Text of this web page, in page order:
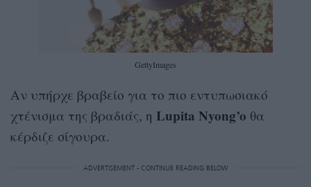
GettyImages
Αν υπήρχε βραβείο για το πιο εντυπωσιακό
χτένισμα της βραδιάς, η Lupita Nyong’o θα
κέρδιζε σίγουρα.
ADVERTISEMENT - CONTINUE READING BELOW